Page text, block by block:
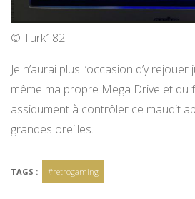
© Turk182
Je n’aurai plus l’occasion d’y
même ma propre Mega Drive et du
assidument à contrôler ce maudit
grandes oreilles.
TAGS : #retrogaming